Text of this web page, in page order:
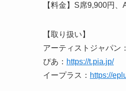
【料金】S席9,900円
【取り扱い】
アーティストジャパン：
ぴあ： https://t.pia.jp/
イープラス： https://